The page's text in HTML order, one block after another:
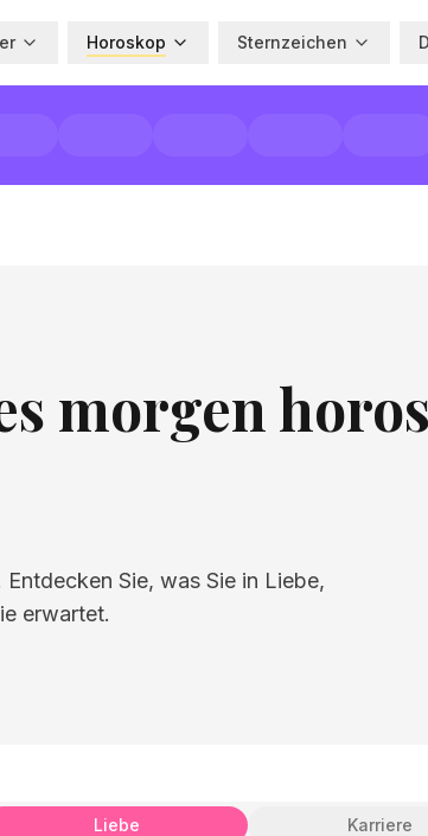
Horoskop Sternzeichen
morgen
Sie, was Sie in Liebe,
erwartet.
Liebe Karriere